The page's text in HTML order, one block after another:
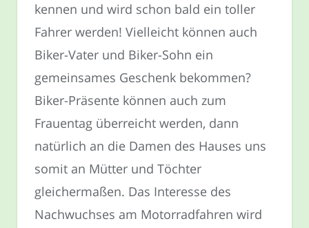
kennen und wird schon bald ein toller
Fahrer werden! Vielleicht können auch
Biker-Vater und Biker-Sohn ein
gemeinsames Geschenk bekommen?
Biker-Präsente können auch zum
Frauentag überreicht werden, dann
natürlich an die Damen des Hauses uns
somit an Mütter und Töchter
gleichermaßen. Das Interesse des
Nachwuchses am Motorradfahren wird